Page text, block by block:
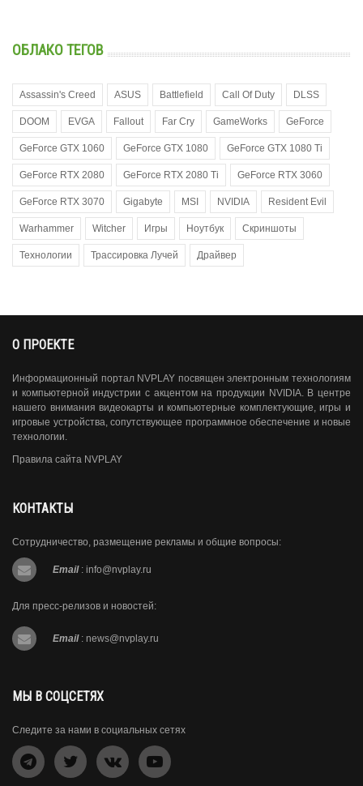
ОБЛАКО ТЕГОВ
Assassin's Creed ASUS Battlefield Call Of Duty DLSS
DOOM EVGA Fallout Far Cry GameWorks GeForce
GeForce GTX 1060 GeForce GTX 1080 GeForce GTX 1080 Ti
GeForce RTX 2080 GeForce RTX 2080 Ti GeForce RTX 3060
GeForce RTX 3070 Gigabyte MSI NVIDIA Resident Evil
Warhammer Witcher Игры Ноутбук Скриншоты
Технологии Трассировка Лучей Драйвер
О ПРОЕКТЕ
Информационный портал NVPLAY посвящен электронным технологиям
и компьютерной индустрии с акцентом на продукции NVIDIA. В центре
нашего внимания видеокарты и компьютерные комплектующие, игры и
игровые устройства, сопутствующее программное обеспечение и новые
технологии.
Правила сайта NVPLAY
КОНТАКТЫ
Сотрудничество, размещение рекламы и общие вопросы:
Email : info@nvplay.ru
Для пресс-релизов и новостей:
Email : news@nvplay.ru
МЫ В СОЦСЕТЯХ
Следите за нами в социальных сетях